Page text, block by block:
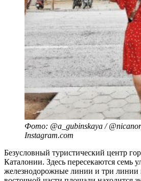
Фото: @a_gubinskaya /
Instagram.com
Безусловный туристический центр
Каталонии. Здесь пересекаются семь
железнодорожные линии и три линии